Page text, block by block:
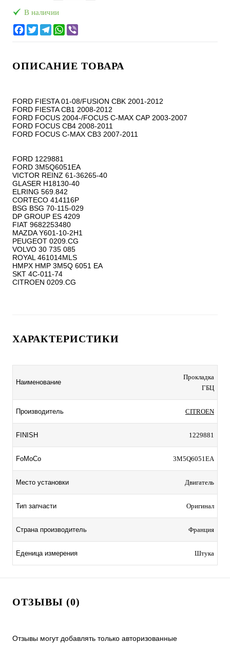
В наличии
ОПИСАНИЕ ТОВАРА
FORD FIESTA 01-08/FUSION CBK 2001-2012
FORD FIESTA CB1 2008-2012
FORD FOCUS 2004-/FOCUS C-MAX CAP 2003-2007
FORD FOCUS CB4 2008-2011
FORD FOCUS C-MAX CB3 2007-2011
FORD 1229881
FORD 3M5Q6051EA
VICTOR REINZ 61-36265-40
GLASER H18130-40
ELRING 569.842
CORTECO 414116P
BSG BSG 70-115-029
DP GROUP ES 4209
FIAT 9682253480
MAZDA Y601-10-2H1
PEUGEOT 0209.CG
VOLVO 30 735 085
ROYAL 461014MLS
HMPX HMP 3M5Q 6051 EA
SKT 4C-011-74
ХАРАКТЕРИСТИКИ
Наименование
Прокладка
ГБЦ
Производитель CITROEN
FINISH 1229881
FoMoCo 3M5Q6051EA
Место установки Двигатель
Тип запчасти Оригинал
Страна производитель Франция
Еденица измерения Штука
ОТЗЫВЫ (0)
Отзывы могут добавлять только авторизованные